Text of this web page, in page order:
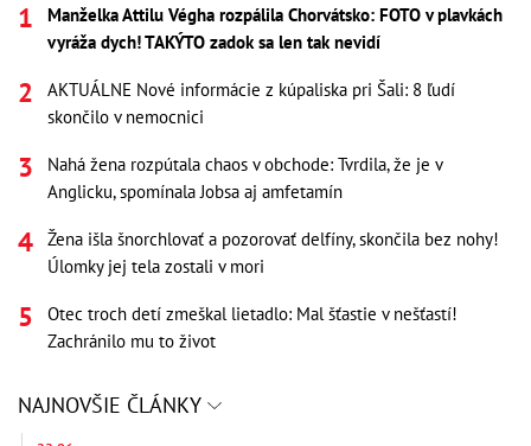
Manželka Attilu Végha rozpálila Chorvátsko: FOTO v plavkách
vyráža dych! TAKÝTO zadok sa len tak nevidí
AKTUÁLNE Nové informácie z kúpaliska pri Šali: 8 ľudí
skončilo v nemocnici
Nahá žena rozpútala chaos v obchode: Tvrdila, že je v
Anglicku, spomínala Jobsa aj amfetamín
Žena išla šnorchlovať a pozorovať delfíny, skončila bez nohy!
Úlomky jej tela zostali v mori
Otec troch detí zmeškal lietadlo: Mal šťastie v nešťastí!
Zachránilo mu to život
NAJNOVŠIE ČLÁNKY